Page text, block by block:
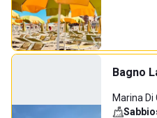
Bagno
Marina Di